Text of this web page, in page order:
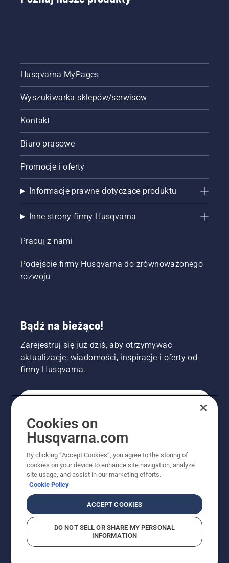
Husqvarna MyPages
Wyszukiwarka sklepów/serwisów
Kontakt
Biuro prasowe
Promocje i oferty
Informacje prawne dotyczące produktu
Inne strony firmy Husqvarna
Pracuj z nami
Podejście firmy Husqvarna do zrównoważonego
rozwoju
Bądź na bieżąco!
Zarejestruj się już dziś, aby otrzymywać
aktualizacje, wiadomości, inspiracje i oferty od
firmy Husqvarna.
PROFESJONALISTA
Cookies on
Husqvarna.com
By clicking “Accept Cookies”, you agree to the storing of
cookies on your device to enhance site navigation, analyze
site usage, and assist in our marketing efforts.
Cookie Policy
ACCEPT COOKIES
DO NOT SELL OR SHARE MY PERSONAL
INFORMATION